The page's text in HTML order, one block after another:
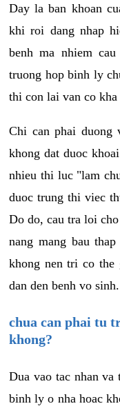
Day la ban khoan
khi roi dang nhap
benh ma nhiem
truong hop binh ly
thi con lai van co kha
Chi can phai duong
khong dat duoc
nhieu thi luc "lam
duoc trung thi viec
Do do, cau tra loi
nang mang bau
khong nen tri co the
dan den benh vo sinh.
chua can phai tu
khong?
Dua vao tac nhan
binh ly o nha hoac